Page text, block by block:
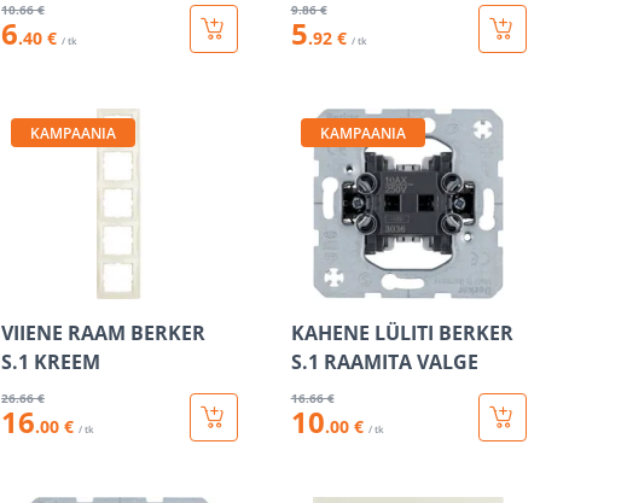
10.66 €
6.40 € / tk
9.86 €
5.92 € / tk
KAMPAANIA
VIIENE RAAM BERKER
S.1 KREEM
26.66 €
16.00 € / tk
KAMPAANIA
KAHENE LÜLITI BERKER
S.1 RAAMITA VALGE
16.66 €
10.00 € / tk